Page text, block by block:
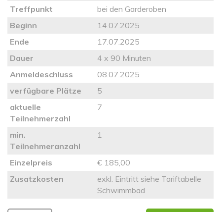
Treffpunkt
bei den Garderoben
Beginn
14.07.2025
Ende
17.07.2025
Dauer
4 x 90 Minuten
Anmeldeschluss
08.07.2025
verfügbare Plätze
5
aktuelle
Teilnehmerzahl
7
min.
Teilnehmeranzahl
1
Einzelpreis
€ 185,00
Zusatzkosten
exkl. Eintritt siehe Tariftabelle
Schwimmbad